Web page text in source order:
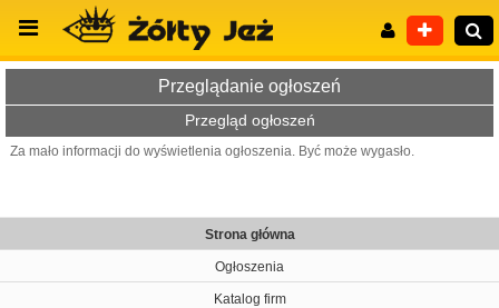
Przeglądanie ogłoszeń
Przegląd ogłoszeń
Za mało informacji do wyświetlenia ogłoszenia. Być może wygasło.
Strona główna
Ogłoszenia
Katalog firm